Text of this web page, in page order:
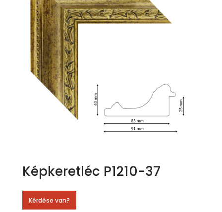
Képkeretléc P1210-37
Kérdése van?